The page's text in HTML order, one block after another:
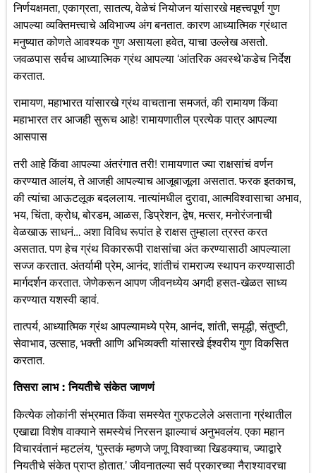
निर्णयक्षमता, एकाग्रता, सातत्य, वेळेचं नियोजन यांसारखे महत्त्वपूर्ण गुण
आपल्या व्यक्तिमत्त्वाचे अविभाज्य अंग बनतात. कारण आध्यात्मिक ग्रंथात
मनुष्यात कोणते आवश्यक गुण असायला हवेत, याचा उल्लेख असतो.
जवळपास सर्वच आध्यात्मिक ग्रंथ आपल्या ‘आंतरिक अवस्थे’कडेच निर्देश
करतात.
रामायण, महाभारत यांसारखे ग्रंथ वाचताना समजतं, की रामायण किंवा
महाभारत तर आजही सुरूच आहे! रामायणातील प्रत्येक पात्र आपल्या
आसपास
तरी आहे किंवा आपल्या अंतरंगात तरी! रामायणात ज्या राक्षसांचं वर्णन
करण्यात आलंय, ते आजही आपल्याच आजूबाजूला असतात. फरक इतकाच,
की त्यांचा आऊटलूक बदललाय. नात्यांमधील दुरावा, आत्मविश्वासाचा अभाव,
भय, चिंता, क्रोध, बोरडम, आळस, डिप्रेशन, द्वेष, मत्सर, मनोरंजनाची
वेळखाऊ साधनं… अशा विविध रूपांत हे राक्षस तुम्हाला त्रस्त करत
असतात. पण हेच ग्रंथ विकाररूपी राक्षसांचा अंत करण्यासाठी आपल्याला
सज्ज करतात. अंतर्यामी प्रेम, आनंद, शांतीचं रामराज्य स्थापन करण्यासाठी
मार्गदर्शन करतात. जेणेकरून आपण जीवनध्येय अगदी हसत-खेळत साध्य
करण्यात यशस्वी व्हावं.
तात्पर्य, आध्यात्मिक ग्रंथ आपल्यामध्ये प्रेम, आनंद, शांती, समृद्धी, संतुष्टी,
सेवाभाव, उत्साह, भक्ती आणि अभिव्यक्ती यांसारखे ईश्वरीय गुण विकसित
करतात.
तिसरा लाभ : नियतीचे संकेत जाणणं
कित्येक लोकांनी संभ्रमात किंवा समस्येत गुरफटलेले असताना ग्रंथातील
एखाद्या विशेष वाक्याने समस्येचं निरसन झाल्याचं अनुभवलंय. एका महान
विचारवंतानं म्हटलंय, ‘पुस्तकं म्हणजे जणू विश्वाच्या खिडक्याच, ज्याद्वारे
नियतीचे संकेत प्राप्त होतात.’ जीवनातल्या सर्व प्रकारच्या नैराश्यावरचा